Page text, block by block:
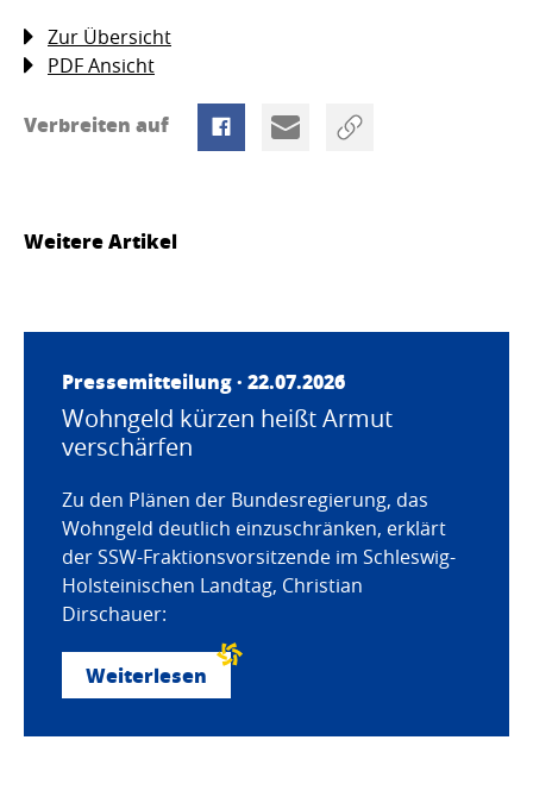
Zur Übersicht
PDF Ansicht
Verbreiten auf
Weitere Artikel
Pressemitteilung · 22.07.2026
Wohngeld kürzen heißt Armut
verschärfen
Zu den Plänen der Bundesregierung, das
Wohngeld deutlich einzuschränken, erklärt
der SSW-Fraktionsvorsitzende im Schleswig-
Holsteinischen Landtag, Christian
Dirschauer:
Weiterlesen